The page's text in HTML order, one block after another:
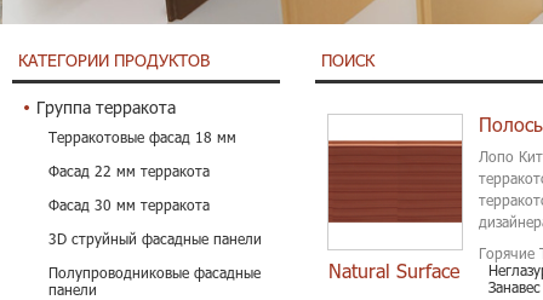
КАТЕГОРИИ ПРОДУКТОВ
Группа терракота
Терракотовые фасад 18 мм
Фасад 22 мм терракота
Фасад 30 мм терракота
3D струйный фасадные панели
Полупроводниковые фасадные
панели
ПОИСК
Natural Surface
Лопо
Горячие